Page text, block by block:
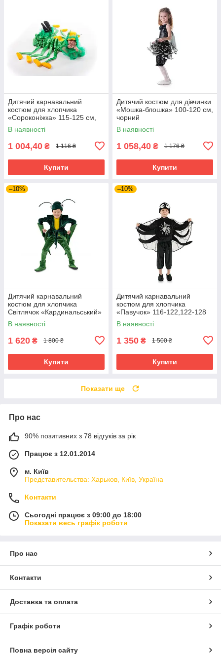
Дитячий карнавальний
костюм для хлопчика
«Сороконіжка» 115-125 см,
зелений
В наявності
1 004,40 ₴ 1 116 ₴
Купити
Дитячий костюм для дівчинки
«Мошка-блошка» 100-120 см,
чорний
В наявності
1 058,40 ₴ 1 176 ₴
Купити
–10%
Дитячий карнавальний
костюм для хлопчика
Світлячок «Кардинальський»
116-122,122-128 см, зелений
В наявності
1 620 ₴ 1 800 ₴
Купити
–10%
Дитячий карнавальний
костюм для хлопчика
«Павучок» 116-122,122-128
см, чорний
В наявності
1 350 ₴ 1 500 ₴
Купити
Показати ще
Про нас
90% позитивних з 78 відгуків за рік
Працює з 12.01.2014
м. Київ
Представительства: Харьков, Київ, Україна
Контакти
Сьогодні працює з 09:00 до 18:00
Показати весь графік роботи
Про нас
Контакти
Доставка та оплата
Графік роботи
Повна версія сайту